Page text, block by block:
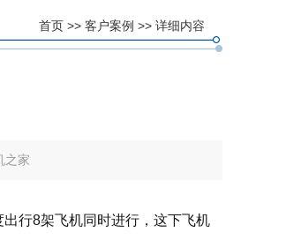
首页 >> 客户案例 >> 详细内容
之家
行8架飞机同时进行，这下飞机